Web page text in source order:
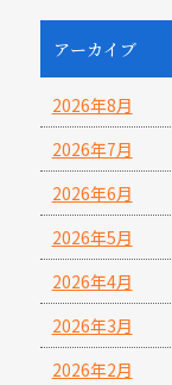
アーカイブ
2026年8月
2026年7月
2026年6月
2026年5月
2026年4月
2026年3月
2026年2月